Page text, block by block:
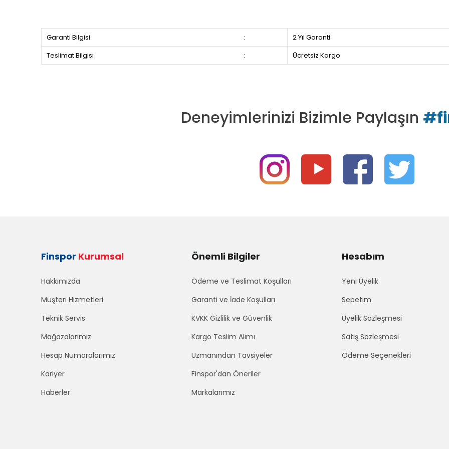
Garanti Bilgisi :
2 Yıl Garanti
Teslimat Bilgisi
: Ücretsiz Kargo
Deneyimlerinizi Bizimle Paylaşın
Finspor Kurumsal
Hakkımızda
Müşteri Hizmetleri
Teknik Servis
Mağazalarımız
Hesap Numaralarımız
Kariyer
Haberler
Önemli Bilgiler
Ödeme ve Teslimat Koşulları
Garanti ve İade Koşulları
KVKK Gizlilik ve Güvenlik
Kargo Teslim Alımı
Uzmanından Tavsiyeler
Finspor'dan Öneriler
Markalarımız
Hesabım
Yeni Üyelik
Sepetim
Üyelik Sözleşmesi
Satış Sözleşmesi
Ödeme Seçenekleri